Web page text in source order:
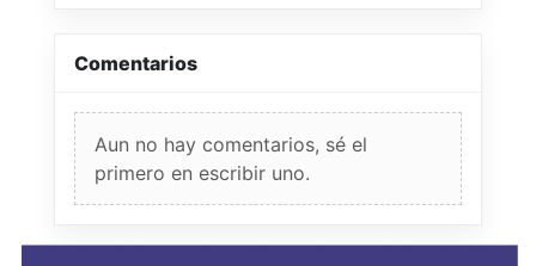
Comentarios
Aun no hay comentarios, sé el
primero en escribir uno.